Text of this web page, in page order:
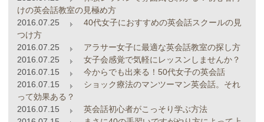
けの英会話教室の見極め方
2016.07.25
40代女子におすすめの英会話スクールの見
つけ方
2016.07.25
アラサー女子に最適な英会話教室の探し方
2016.07.25
女子会感覚で気軽にレッスンしませんか？
2016.07.15
今からでも出来る！50代女子の英会話
2016.07.15
ショック療法のマンツーマン英会話。それ
って効果ある？
2016.07.15
英会話初心者がこっそり学ぶ方法